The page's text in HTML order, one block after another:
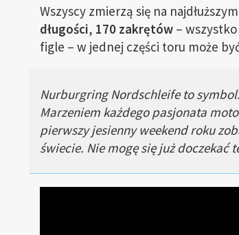
Wszyscy zmierzą się na
długości, 170 zakrętów– wszystko
figle – w jednej części toru może
Nurburgring Nordschleife to
Marzeniem każdego pasjonata
pierwszy jesienny weekend roku
świecie. Nie mogę się już doczekać